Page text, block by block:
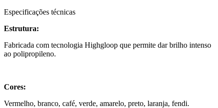
Especificações técnicas
Estrutura:
Fabricada com tecnologia Highgloop que permite dar brilho intenso
ao polipropileno.
Cores:
Vermelho, branco, café, verde, amarelo, preto, laranja, fendi.